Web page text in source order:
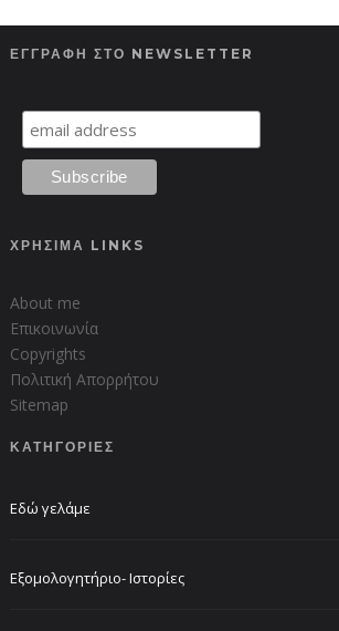
ΕΓΓΡΑΦΗ ΣΤΟ NEWSLETTER
ΧΡΗΣΙΜΑ LINKS
About me
Επικοινωνία
Copyrights
Πολιτική Απορρήτου
Sitemap
ΚΑΤΗΓΟΡΙΕΣ
Εδώ γελάμε
Εξομολογητήριο- Ιστορίες